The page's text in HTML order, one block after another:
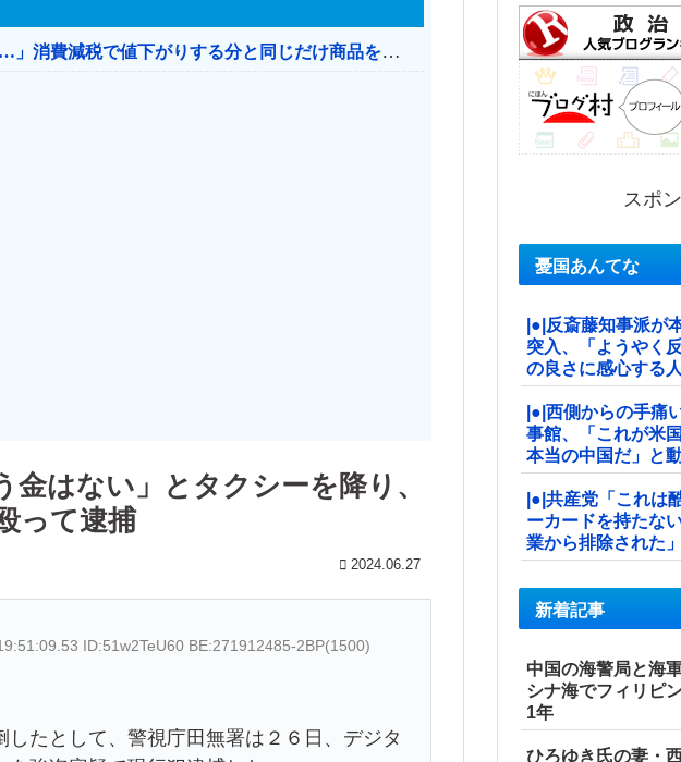
【消費税率1％】 「下げるのが筋なんですけど…」消費減税で値下がりする分と同じだけ商品を値上げして店頭価格を変えない店も
はない」とタクシーを降り、
って逮捕
2024.06.27
ID:51w2TeU60 BE:271912485-2BP(1500)
たとして、警視庁田無署は２６日、デジタ
スポ
憂国あんてな
|●|反斎藤知事派が
突入、「ようやく
の良さに感心する
|●|西側からの手痛
事館、「これが米
本当の中国だ」と
|●|共産党「これは
ーカードを持たな
業から排除された」
新着記事
中国の海警局と海
シナ海でフィリピ
1年
ひろゆき氏の妻・